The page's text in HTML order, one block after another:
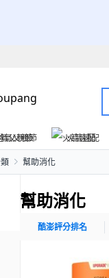
氣父親節
火箭速配
幫助消化
幫助消化
酷澎評分排名